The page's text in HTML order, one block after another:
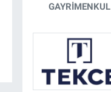
GAYRIMENKUL